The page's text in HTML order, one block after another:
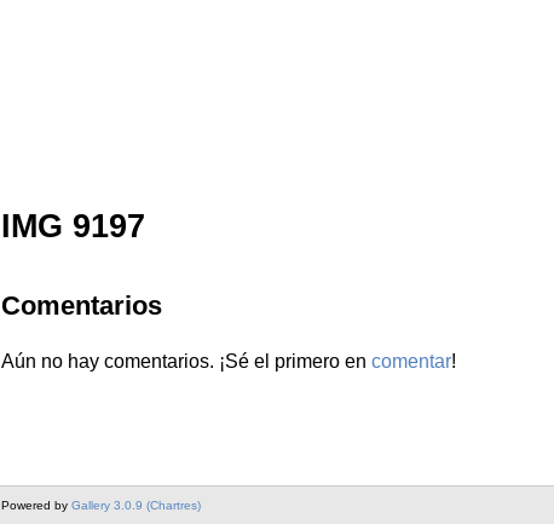
IMG 9197
Comentarios
Aún no hay comentarios. ¡Sé el primero en comentar!
Powered by Gallery 3.0.9 (Chartres)